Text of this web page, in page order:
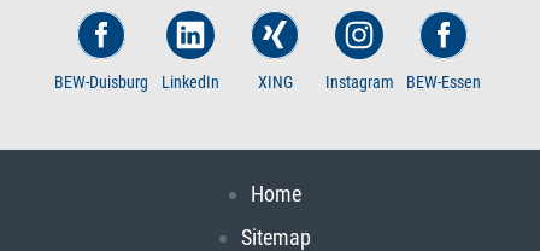
BEW-Duisburg LinkedIn XING Instagram BEW-Essen
Home
Sitemap